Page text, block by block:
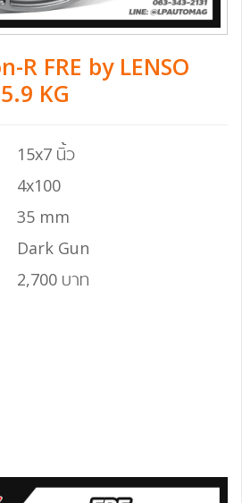
R FRE by LENSO
KG
15x7 นิ้ว
4x100
35 mm
Dark Gun
2,700 บาท